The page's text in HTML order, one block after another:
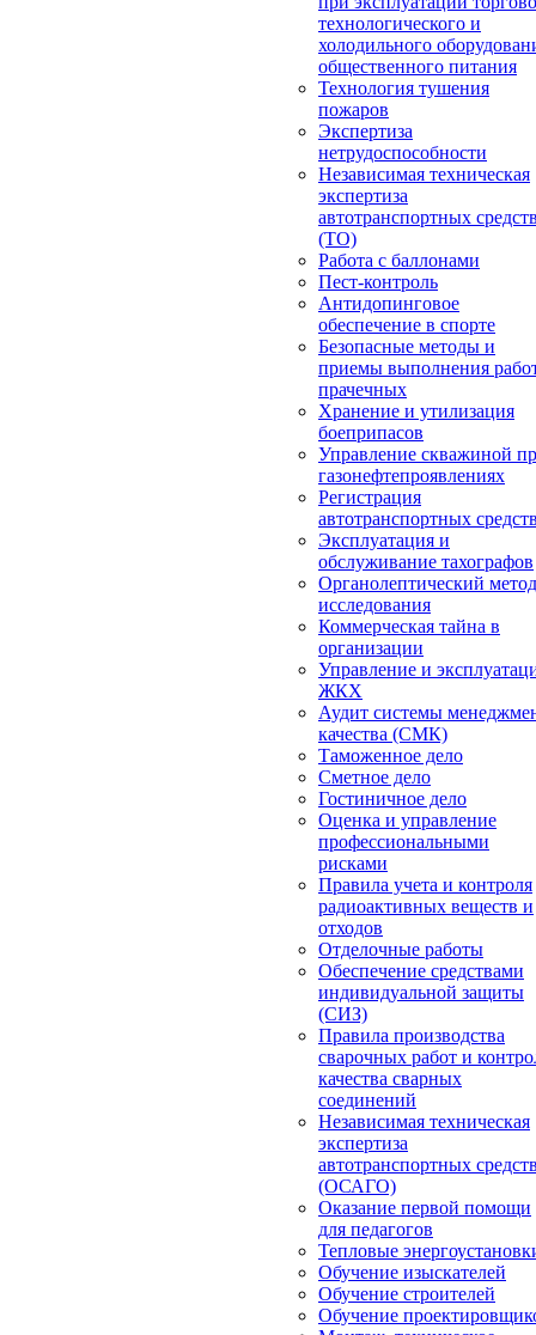
технологического и
холодильного
общественного питания
Технология тушения
пожаров
Экспертиза
нетрудоспособности
Независимая техническая
экспертиза
автотранспортных
(ТО)
Работа с баллонами
Пест-контроль
Антидопинговое
обеспечение в спорте
Безопасные методы и
приемы выполнения
прачечных
Хранение и утилизация
боеприпасов
Управление скважиной
газонефтепроявлениях
Регистрация
автотранспортных
Эксплуатация и
обслуживание тахографов
Органолептический метод
исследования
Коммерческая тайна в
организации
Управление и
ЖКХ
Аудит системы
качества (СМК)
Таможенное дело
Сметное дело
Гостиничное дело
Оценка и управление
профессиональными
рисками
Правила учета и контроля
радиоактивных веществ и
отходов
Отделочные работы
Обеспечение средствами
индивидуальной защиты
(СИЗ)
Правила производства
сварочных работ и
качества сварных
соединений
Независимая техническая
экспертиза
автотранспортных
(ОСАГО)
Оказание первой помощи
для педагогов
Тепловые
Обучение изыскателей
Обучение строителей
Обучение